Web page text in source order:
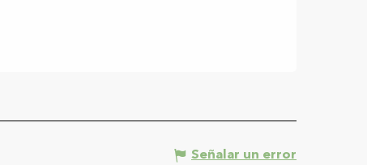
Señalar un error